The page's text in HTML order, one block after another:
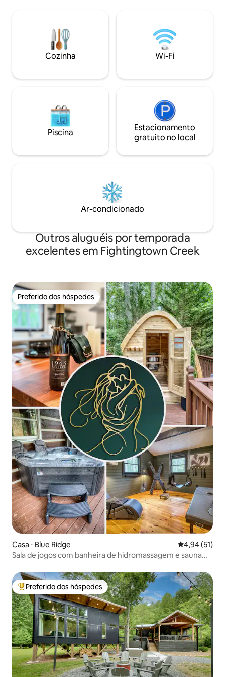
varanda com tela, a churrasqueira ao ar
livre e a banheira de hidromassagem
para duas pessoas facilitam a apreciação
do cenário da montanha. Uma cozinha
Fi rápido de fibra completam a estadia.
minutos de
conforto com a
estadia
Número da
Cozinha Wi-Fi
Piscina
Estacionamento
gratuito no local
Ar-condicionado
Outros aluguéis por temporada
excelentes em Fightingtown Creek
Preferido dos hóspedes
Preferido dos hóspedes
Casa ⋅ Blue Ridge 4,94 de uma
4,94 (51)
Sala de jogos com banheira de hidromassagem e sauna
Entre os melhores preferidos dos hóspedes
Preferido dos hóspedes